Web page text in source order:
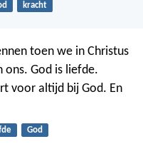
kracht
toen we in Christus
ons. God is liefde.
voor altijd bij God. En
God